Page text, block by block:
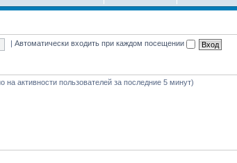
|Автоматически входить при каждом посещении
на активности пользователей за последние 5 минут)